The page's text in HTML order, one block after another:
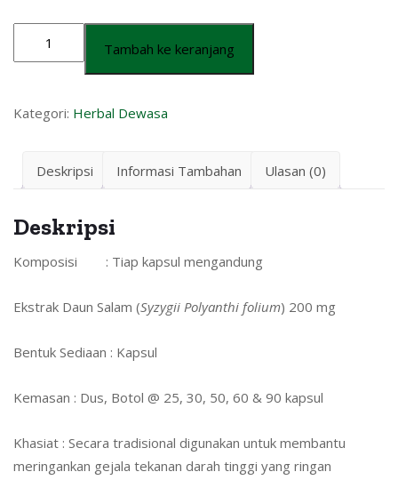
Tambah ke keranjang
Kategori: Herbal Dewasa
Deskripsi Informasi Tambahan Ulasan (0)
Deskripsi
Komposisi : Tiap kapsul mengandung
Ekstrak Daun Salam (Syzygii Polyanthi folium) 200 mg
Bentuk Sediaan : Kapsul
Kemasan : Dus, Botol @ 25, 30, 50, 60 & 90 kapsul
Khasiat : Secara tradisional digunakan untuk membantu
meringankan gejala tekanan darah tinggi yang ringan